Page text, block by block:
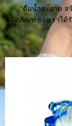
"ดื่มน้ำสะอาด ส
ผลิตภัณฑ์ของเราได้